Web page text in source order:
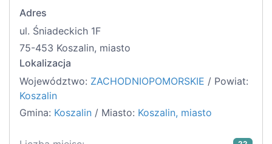
Adres
ul. Śniadeckich 1F
75-453 Koszalin, miasto
Lokalizacja
Województwo: ZACHODNIOPOMORSKIE / Powiat:
Koszalin
Gmina: Koszalin / Miasto: Koszalin, miasto